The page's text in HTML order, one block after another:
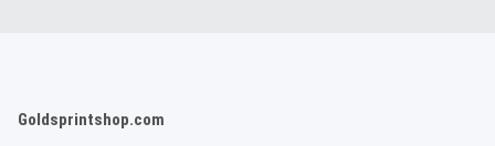
Goldsprintshop.com